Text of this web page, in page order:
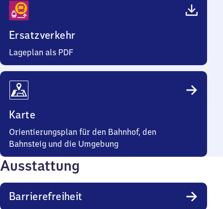
Ersatzverkehr
Lageplan als PDF
Karte
Orientierungsplan für den Bahnhof, den
Bahnsteig und die Umgebung
Ausstattung
Barrierefreiheit